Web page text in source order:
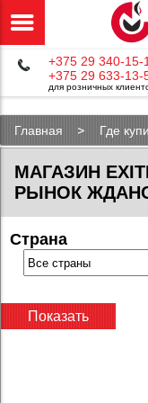
+375 29 340-15-
+375 29 633-13-
для розничных
Главная Где
МАГАЗИН
РЫНОК
Страна
Показать